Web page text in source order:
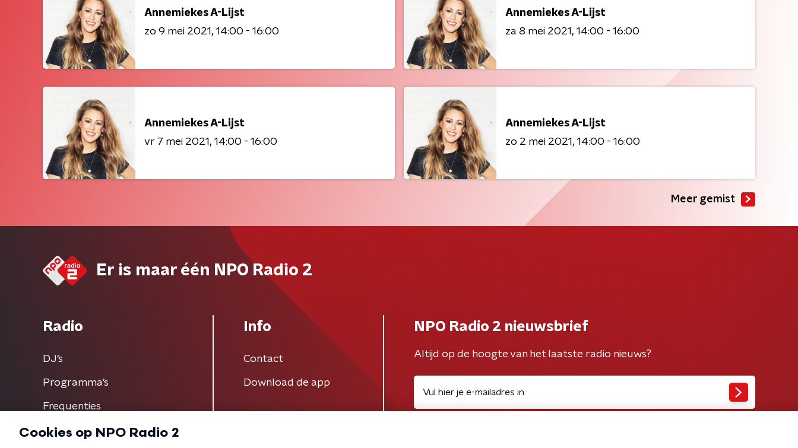
Annemiekes A-Lijst
zo 9 mei 2021
14:00 - 16:00
Annemiekes A-Lijst
za 8 mei 2021
14:00 - 16:00
Annemiekes A-Lijst
vr 7 mei 2021
14:00 - 16:00
Annemiekes A-Lijst
zo 2 mei 2021
14:00 - 16:00
Meer gemist
Er is maar één NPO Radio 2
Radio
DJ’s
Programma's
Frequenties
Info
Contact
Download de app
NPO Radio 2 nieuwsbrief
Altijd op de hoogte van het laatste radio nieuws?